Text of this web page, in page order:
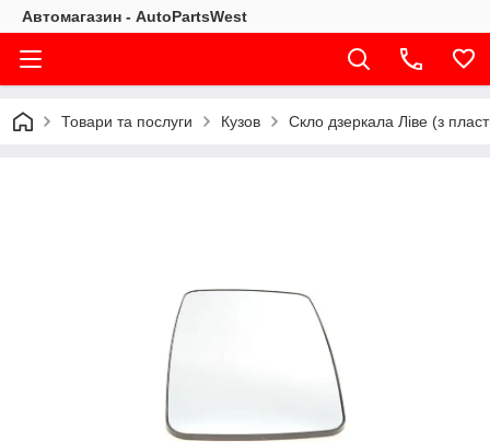
Автомагазин - AutoPartsWest
Товари та послуги Кузов Скло дзеркала Ліве (з